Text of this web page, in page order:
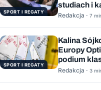
SPORT I REGATY
studiach i
Redakcja · 7
SPORT I REGATY
Kalina
Europy
podium
Redakcja · 3